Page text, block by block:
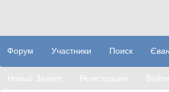
Форум Участники Поиск
Новый Завет Регистрация Войти